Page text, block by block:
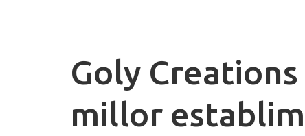
Goly Creations
millor